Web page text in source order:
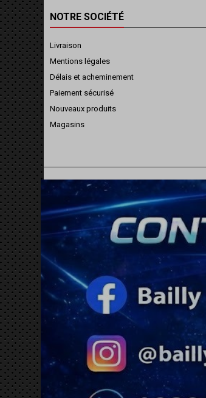
NOTRE SOCIÉTÉ
Livraison
Mentions légales
Délais et acheminement
Paiement sécurisé
Nouveaux produits
Magasins